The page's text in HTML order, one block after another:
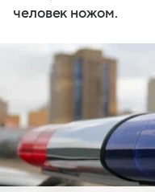
человек ножом.